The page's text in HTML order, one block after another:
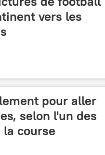
vers les
pour aller
selon l'un des
course